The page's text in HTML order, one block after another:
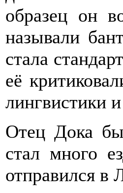
образец он
называли
стала
её
лингвистики
Отец Дока
стал много
отправился в